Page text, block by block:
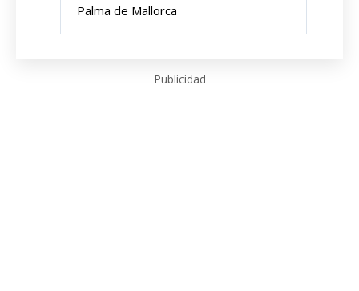
Palma de Mallorca
Publicidad